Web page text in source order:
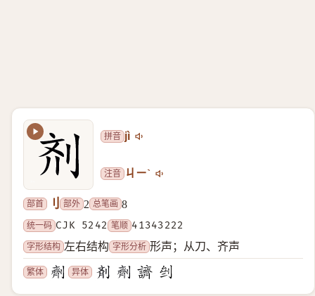
拼音 jì
注音 ㄐㄧˋ
部首 刂 部外 2 总笔画 8
统一码 CJK 5242 笔顺 41343222
字形结构 左右结构 字形分析 形声；从刀、齐声
繁体 异体